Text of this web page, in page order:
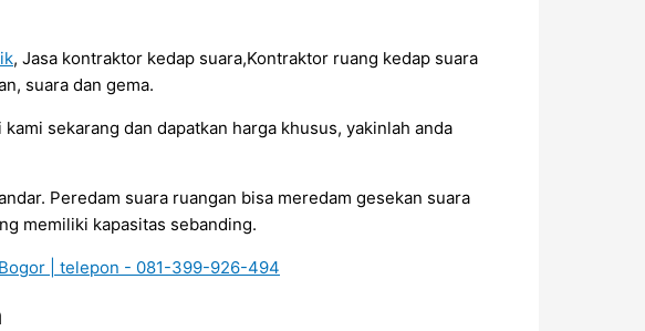
, Jasa kontraktor kedap suara,Kontraktor ruang kedap suara
suara dan gema.
sekarang dan dapatkan harga khusus, yakinlah anda
Peredam suara ruangan bisa meredam gesekan suara
memiliki kapasitas sebanding.